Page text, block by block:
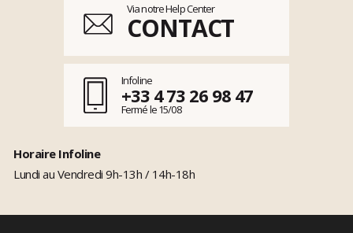
Via notre Help Center
CONTACT
Infoline
+33 4 73 26 98 47
Fermé le 15/08
Horaire Infoline
Lundi au Vendredi 9h-13h / 14h-18h